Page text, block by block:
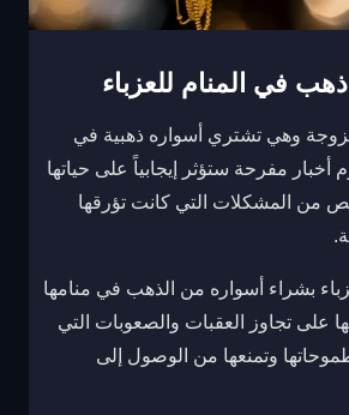
في المنام للعزباء
وهي تشتري أسواره ذهبية في
أخبار مفرحة ستؤثر إيجابياً على حياتها
من المشكلات التي كانت تؤرقها
بشراء أسواره من الذهب في منامها
على تجاوز العقبات والصعوبات التي
وتمنعها من الوصول إلى